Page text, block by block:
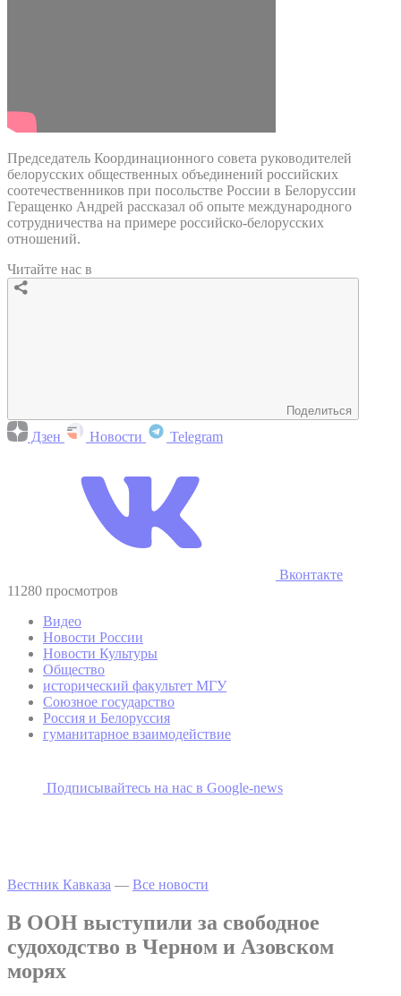
Председатель Координационного совета руководителей
белорусских общественных объединений российских
соотечественников при посольстве России в Белоруссии
Геращенко Андрей рассказал об опыте международного
сотрудничества на примере российско-белорусских
отношений.
Читайте нас в
Поделиться
Дзен Новости Telegram
Вконтакте
11280 просмотров
Видео
Новости России
Новости Культуры
Общество
исторический факультет МГУ
Союзное государство
Россия и Белоруссия
гуманитарное взаимодействие
Подписывайтесь на наc в Google-news
Вестник Кавказа — Все новости
В ООН выступили за свободное
судоходство в Черном и Азовском
морях